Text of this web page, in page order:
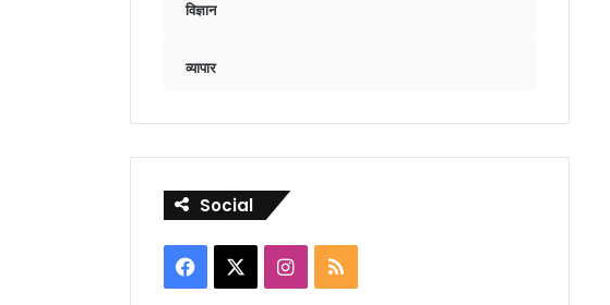
विज्ञान
व्यापार
Social
Facebook Instagram
RSS